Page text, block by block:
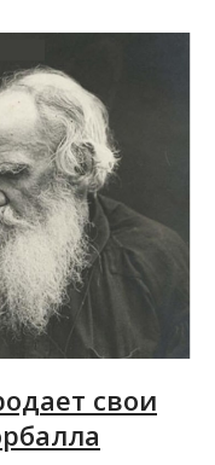
свои